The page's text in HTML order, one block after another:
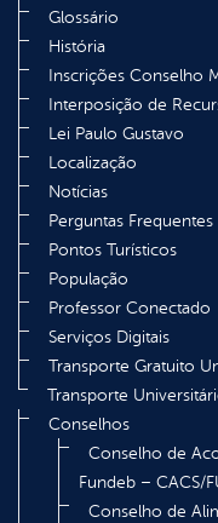
Glossário
História
Inscrições Conselho
Interposição de
Lei Paulo Gustavo
Localização
Notícias
Perguntas Frequentes
Pontos Turísticos
População
Professor Conectado
Serviços Digitais
Transporte Gratuito
Transporte
Conselhos
Conselho de
Fundeb – CACS/
Conselho de